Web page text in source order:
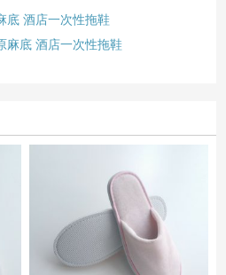
底 酒店一次性拖鞋
麻底 酒店一次性拖鞋